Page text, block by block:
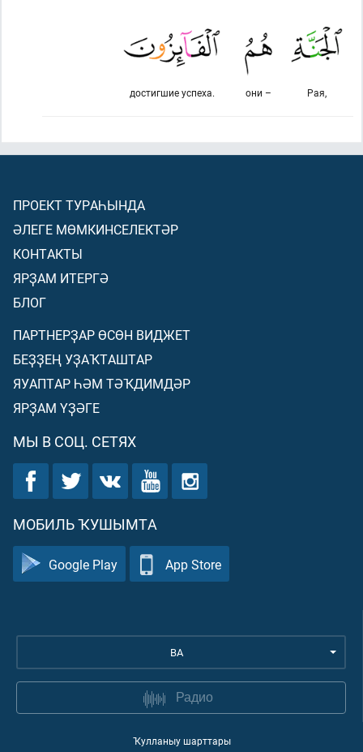
Рая,
они –
достигшие успеха.
ПРОЕКТ ТУРАҺЫНДА
ӘЛЕГЕ МӨМКИНСЕЛЕКТӘР
КОНТАКТЫ
ЯРҘАМ ИТЕРГӘ
БЛОГ
ПАРТНЕРҘАР ӨСӨН ВИДЖЕТ
БЕҘҘЕҢ УҘАҠТАШТАР
ЯУАПТАР ҺӘМ ТӘҠДИМДӘР
ЯРҘАМ ҮҘӘГЕ
МЫ В СОЦ. СЕТЯХ
МОБИЛЬ ҠУШЫМТА
Google Play App Store
BA
Радио
Ҡулланыу шарттары